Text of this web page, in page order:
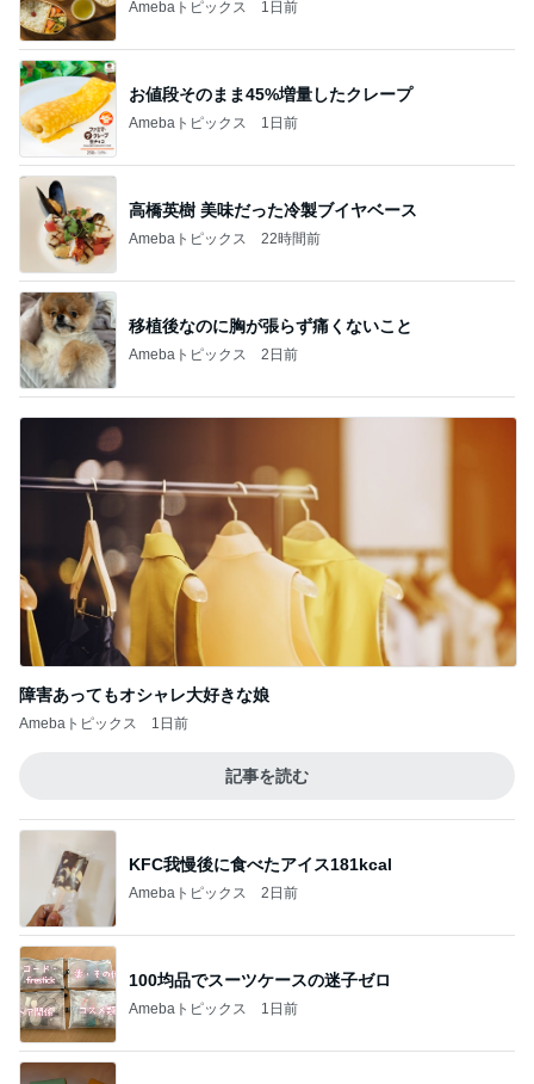
Amebaトピックス 1日前
お値段そのまま45%増量したクレープ
Amebaトピックス 1日前
高橋英樹 美味だった冷製ブイヤベース
Amebaトピックス 22時間前
移植後なのに胸が張らず痛くないこと
Amebaトピックス 2日前
障害あってもオシャレ大好きな娘
Amebaトピックス 1日前
記事を読む
KFC我慢後に食べたアイス181kcal
Amebaトピックス 2日前
100均品でスーツケースの迷子ゼロ
Amebaトピックス 1日前